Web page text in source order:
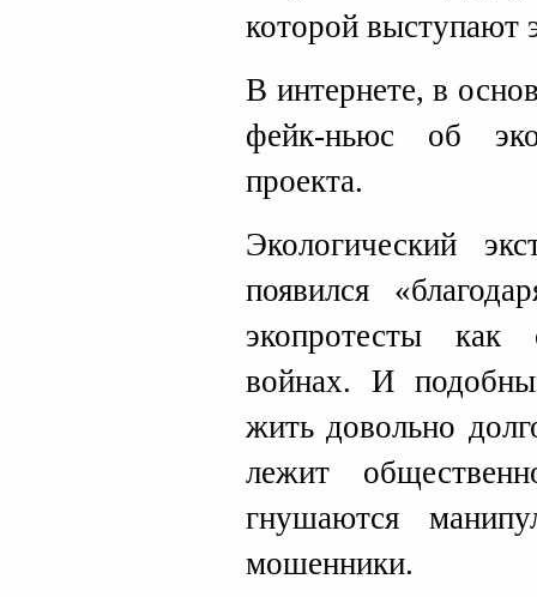
которой выступают
В интернете, в
фейк-ньюс об
проекта.
Экологический
появился
экопротесты
войнах. И
жить довольно
лежит
гнушаются
мошенники.